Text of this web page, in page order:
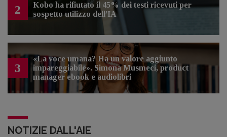
2
Kobo ha rifiutato il 45% dei testi ricevuti per
sospetto utilizzo dell’IA
3
«La voce umana? Ha un valore aggiunto
impareggiabile». Simona Musmeci, product
manager ebook e audiolibri
NOTIZIE DALL'AIE